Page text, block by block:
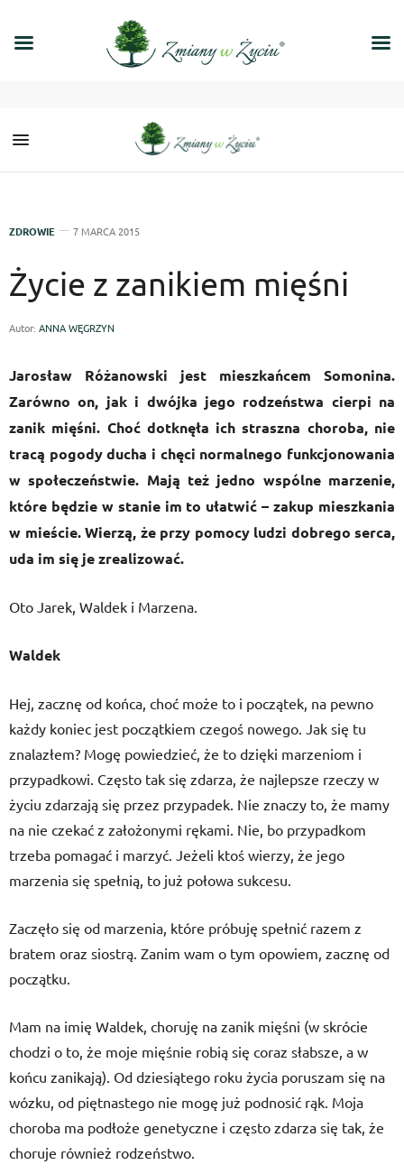
ZDROWIE 7 MARCA 2015
Życie z zanikiem mięśni
Autor: ANNA WĘGRZYN
Jarosław Różanowski jest mieszkańcem Somonina.
Zarówno on, jak i dwójka jego rodzeństwa cierpi na
zanik mięśni. Choć dotknęła ich straszna choroba, nie
tracą pogody ducha i chęci normalnego funkcjonowania
w społeczeństwie. Mają też jedno wspólne marzenie,
które będzie w stanie im to ułatwić – zakup mieszkania
w mieście. Wierzą, że przy pomocy ludzi dobrego serca,
uda im się je zrealizować.
Oto Jarek, Waldek i Marzena.
Waldek
Hej, zacznę od końca, choć może to i początek, na pewno
każdy koniec jest początkiem czegoś nowego. Jak się tu
znalazłem? Mogę powiedzieć, że to dzięki marzeniom i
przypadkowi. Często tak się zdarza, że najlepsze rzeczy w
życiu zdarzają się przez przypadek. Nie znaczy to, że mamy
na nie czekać z założonymi rękami. Nie, bo przypadkom
trzeba pomagać i marzyć. Jeżeli ktoś wierzy, że jego
marzenia się spełnią, to już połowa sukcesu.
Zaczęło się od marzenia, które próbuję spełnić razem z
bratem oraz siostrą. Zanim wam o tym opowiem, zacznę od
początku.
Mam na imię Waldek, choruję na zanik mięśni (w skrócie
chodzi o to, że moje mięśnie robią się coraz słabsze, a w
końcu zanikają). Od dziesiątego roku życia poruszam się na
wózku, od piętnastego nie mogę już podnosić rąk. Moja
choroba ma podłoże genetyczne i często zdarza się tak, że
choruje również rodzeństwo.